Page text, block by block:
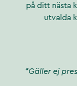
på ditt nästa
utvalda
*Gäller ej